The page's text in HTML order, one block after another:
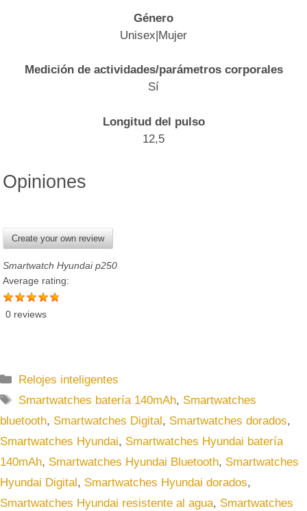
Género
Unisex|Mujer
Medición de actividades/parámetros corporales
Sí
Longitud del pulso
12,5
Opiniones
Create your own review
Smartwatch Hyundai p250
Average rating:
0 reviews
C
a
g
o
r
í
Relojes inteligentes
E
t
u
e
t
Smartwatches batería 140mAh, Smartwatches
bluetooth, Smartwatches Digital , Smartwatches dorados,
Smartwatches Hyundai, Smartwatches Hyundai batería
140mAh, Smartwatches Hyundai Bluetooth, Smartwatches
Hyundai Digital , Smartwatches Hyundai dorados,
Smartwatches Hyundai resistente al agua, Smartwatches